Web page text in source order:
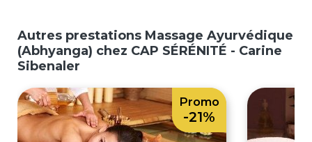
Autres prestations Massage Ayurvédique
(Abhyanga) chez CAP SÉRÉNITÉ - Carine
Sibenaler
Promo
-21%